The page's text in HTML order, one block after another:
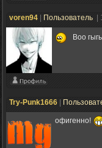
voren94 Пользователь |
Воо
Try-Punk1666
офигенно!